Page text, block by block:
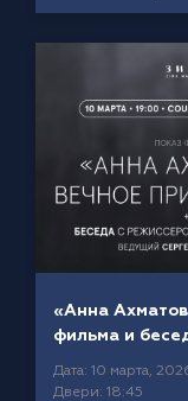
«Анна
фильма и
Дата: 10 марта,
Двери: 18:45